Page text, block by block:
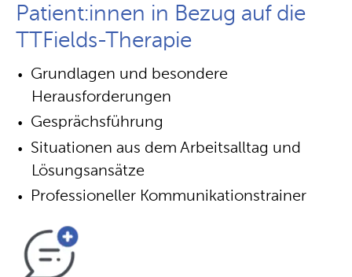
Patient:innen in Bezug auf die
TTFields-Therapie
Grundlagen und besondere
Herausforderungen
Gesprächsführung
Situationen aus dem Arbeitsalltag und
Lösungsansätze
Professioneller Kommunikationstrainer